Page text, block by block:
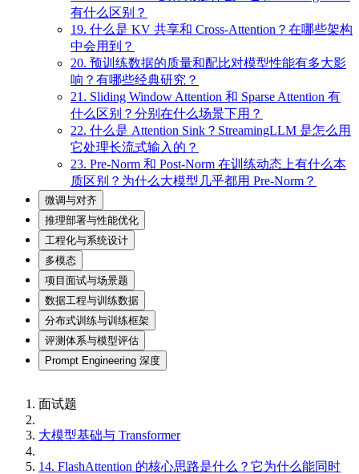
有什么区别？
19. 什么是 KV 共享和 Cross-Attention？在哪些架构
中会用到？
20. 预训练数据的质量和配比对模型性能有多大影
响？有哪些经典研究？
21. Sliding Window Attention 和 Sparse Attention 有
什么区别？分别在什么场景下用？
22. 什么是 Attention Sink？StreamingLLM 是怎么用
它处理长流式输入的？
23. Pre-Norm 和 Post-Norm 在训练动态上有什么本
质区别？为什么大模型几乎都用 Pre-Norm？
微调与对齐
推理部署与性能优化
工程化与系统设计
多模态
项目面试与场景题
数据工程与训练数据
分布式训练与训练框架
评测体系与模型评估
Prompt Engineering 深度
面试题
大模型基础与 Transformer
14. FlashAttention 的核心思路是什么？它为什么能同时